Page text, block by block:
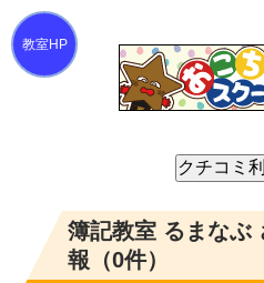
簿記教室 るまなぶ
報（0件）